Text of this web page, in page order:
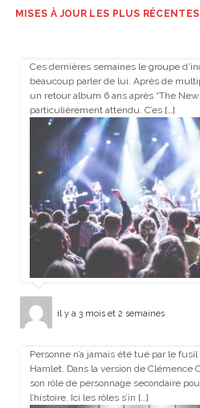
MISES À JOUR LES PLUS RÉCENTES
Ces dernières semaines le groupe
beaucoup parler de lui. Après de
un retour album 6 ans après “The
particulièrement attendu. C’es […]
il y a 3 mois et 2 semaines
Personne n’a jamais été tué par le
Hamlet. Dans la version de Clémence
son rôle de personnage secondaire
l’histoire. Ici les rôles s’in […]